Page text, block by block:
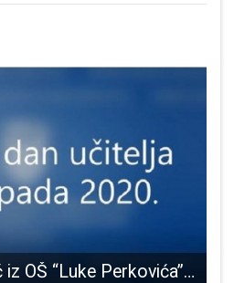
Kristina Maratović iz OŠ “Luke Perkovića” Brinje i Ana Mesić iz OŠ “dr..Jure Turić” Gospić među 504 najbolja učitelja u Hrvatskoj